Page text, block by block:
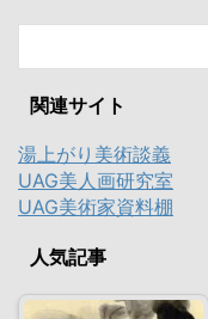
関連サイト
湯上がり美術談義
UAG美人画研究室
UAG美術家資料棚
人気記事